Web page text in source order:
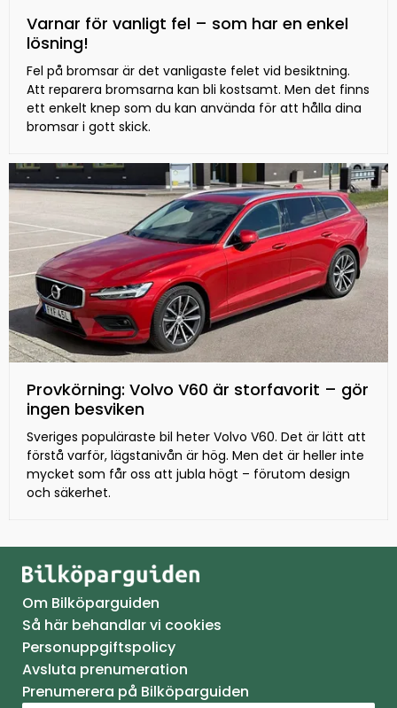
Varnar för vanligt fel – som har en enkel
lösning!
Fel på bromsar är det vanligaste felet vid besiktning.
Att reparera bromsarna kan bli kostsamt. Men det finns
ett enkelt knep som du kan använda för att hålla dina
bromsar i gott skick.
Provkörning: Volvo V60 är storfavorit – gör
ingen besviken
Sveriges populäraste bil heter Volvo V60. Det är lätt att
förstå varför, lägstanivån är hög. Men det är heller inte
mycket som får oss att jubla högt – förutom design
och säkerhet.
Om Bilköparguiden
Så här behandlar vi cookies
Personuppgiftspolicy
Avsluta prenumeration
Prenumerera på Bilköparguiden